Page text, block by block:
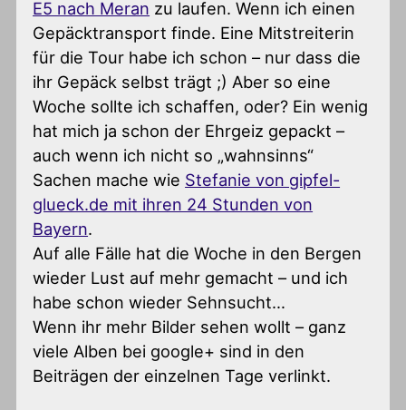
E5 nach Meran zu laufen. Wenn ich einen
Gepäcktransport finde. Eine Mitstreiterin
für die Tour habe ich schon – nur dass die
ihr Gepäck selbst trägt ;) Aber so eine
Woche sollte ich schaffen, oder? Ein wenig
hat mich ja schon der Ehrgeiz gepackt –
auch wenn ich nicht so „wahnsinns“
Sachen mache wie Stefanie von gipfel-
glueck.de mit ihren 24 Stunden von
Bayern.
Auf alle Fälle hat die Woche in den Bergen
wieder Lust auf mehr gemacht – und ich
habe schon wieder Sehnsucht…
Wenn ihr mehr Bilder sehen wollt – ganz
viele Alben bei google+ sind in den
Beiträgen der einzelnen Tage verlinkt.